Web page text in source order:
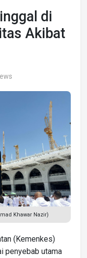
di
Akibat
Khawar Nazir)
(Kemenkes)
penyebab utama